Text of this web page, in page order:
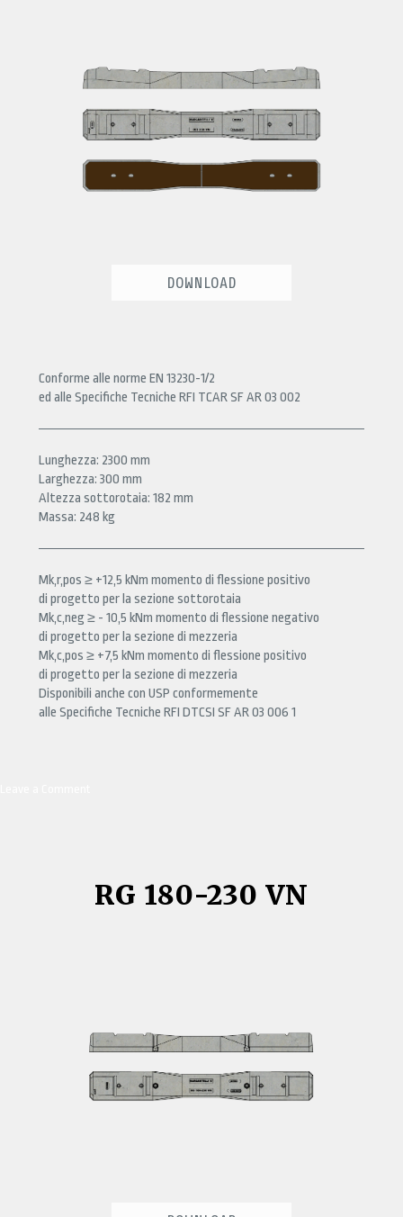
DOWNLOAD
Conforme alle norme EN 13230-1/2
ed alle Specifiche Tecniche RFI TCAR SF AR 03 002
Lunghezza: 2300 mm
Larghezza: 300 mm
Altezza sottorotaia: 182 mm
Massa: 248 kg
Mk,r,pos ≥ +12,5 kNm momento di flessione positivo
di progetto per la sezione sottorotaia
Mk,c,neg ≥ - 10,5 kNm momento di flessione negativo
di progetto per la sezione di mezzeria
Mk,c,pos ≥ +7,5 kNm momento di flessione positivo
di progetto per la sezione di mezzeria
Disponibili anche con USP conformemente
alle Specifiche Tecniche RFI DTCSI SF AR 03 006 1
RG 180-230 VN